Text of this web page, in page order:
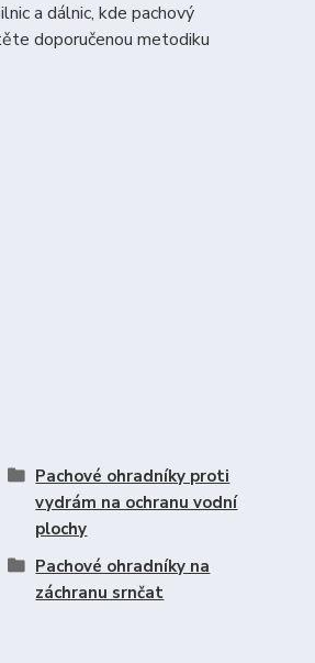
a dálnic, kde pachový
doporučenou metodiku
Pachové ohradníky proti
vydrám na ochranu vodní
plochy
Pachové ohradníky na
záchranu srnčat